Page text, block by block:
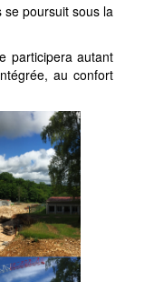
poursuit sous la
participera autant
au confort